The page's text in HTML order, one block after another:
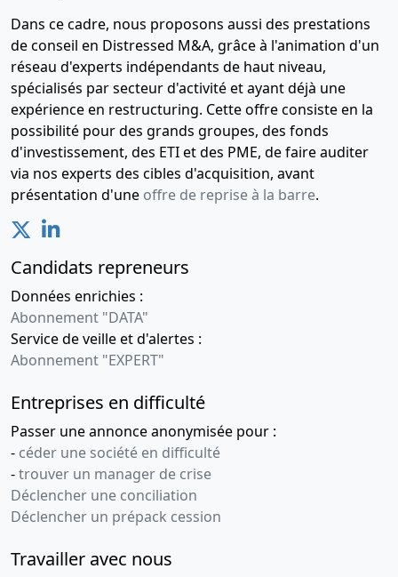
Dans ce cadre, nous proposons aussi des prestations
de conseil en Distressed M&A, grâce à l'animation d'un
réseau d'experts indépendants de haut niveau,
spécialisés par secteur d'activité et ayant déjà une
expérience en restructuring. Cette offre consiste en la
possibilité pour des grands groupes, des fonds
d'investissement, des ETI et des PME, de faire auditer
via nos experts des cibles d'acquisition, avant
présentation d'une offre de reprise à la barre.
Candidats repreneurs
Données enrichies :
Abonnement "DATA"
Service de veille et d'alertes :
Abonnement "EXPERT"
Entreprises en difficulté
Passer une annonce anonymisée pour :
- céder une société en difficulté
-trouver un manager de crise
Déclencher une conciliation
Déclencher un prépack cession
Travailler avec nous